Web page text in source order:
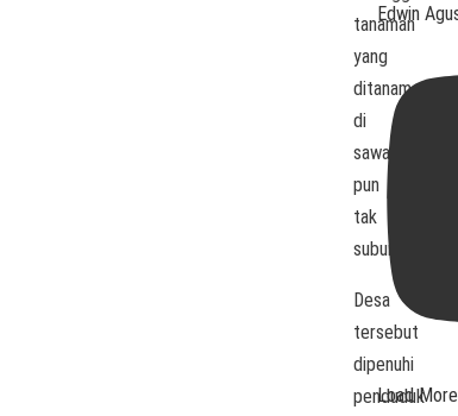
tanaman
yang
ditanam
di
sawah
pun
tak
subur.
Desa
tersebut
dipenuhi
penduduk
Edwin
Load